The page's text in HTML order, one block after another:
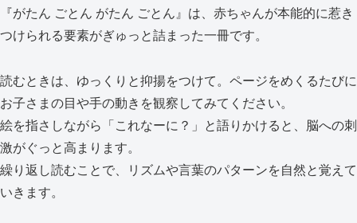
『がたん ごとん がたん ごとん』は、赤ちゃんが本能的に惹き
つけられる要素がぎゅっと詰まった一冊です。
読むときは、ゆっくりと抑揚をつけて。ページをめくるたびに
お子さまの目や手の動きを観察してみてください。
絵を指さしながら「これなーに？」と語りかけると、脳への刺
激がぐっと高まります。
繰り返し読むことで、リズムや言葉のパターンを自然と覚えて
いきます。